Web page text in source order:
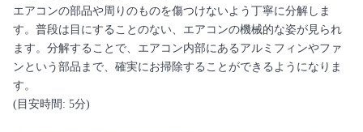
エアコンの部品や周りのものを傷つけないよう丁寧に分解しま
す。普段は目にすることのない、エアコンの機械的な姿が見られ
ます。分解することで、エアコン内部にあるアルミフィンやファ
ンという部品まで、確実にお掃除することができるようになりま
す。
(目安時間: 5分)